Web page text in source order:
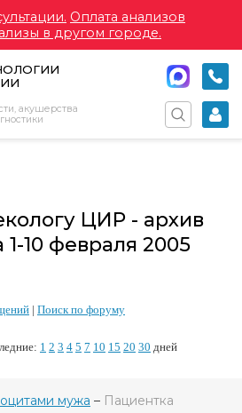
Оплата анализов
в другом городе.
акушерства
ЦИР - архив
10 февраля 2005
| Поиск по форуму
1 2 3 4 5 7 10 15 20 30 дней
мужа – Пациентка